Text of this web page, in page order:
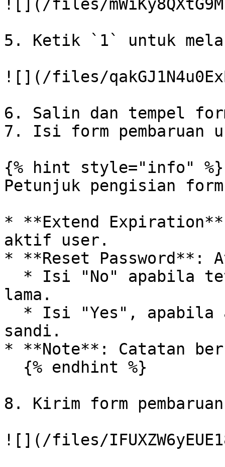
![](/files/
5. Ketik `1` untuk
![](/files/
6. Salin dan tempel
7. Isi form pembaruan
{% hint style="info" %}
Petunjuk pengisian
* **Extend Expiration**:
aktif user.
* **Reset Password**:
lama.
sandi.
* **Note**: Catatan
8. Kirim form
![](/files/